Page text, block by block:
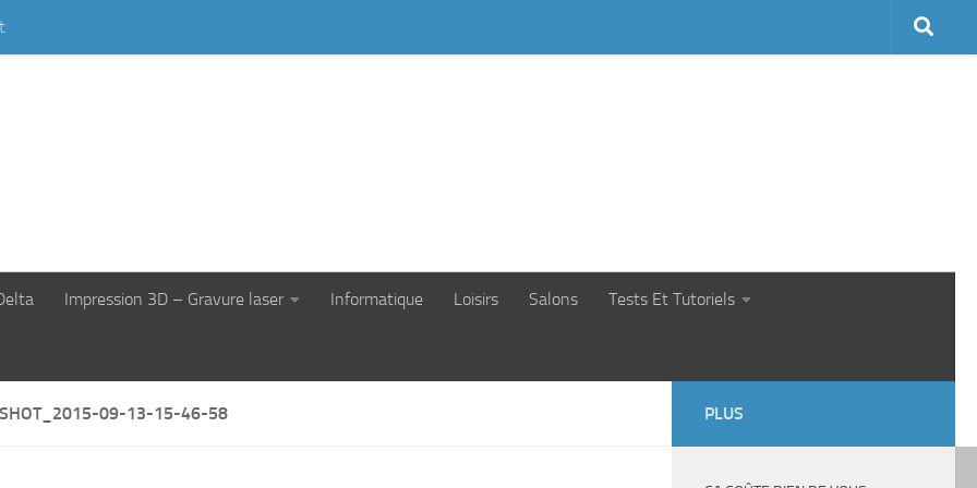
Impression 3D – Gravure laser Informatique Loisirs Salons Tests Et Tutoriels
09-13-15-46-58 PLUS